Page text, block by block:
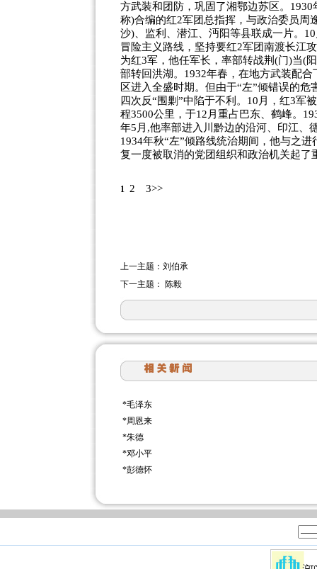
方武装和团防，巩固了湘鄂边苏区。
称)合编的红2军团总指挥，与政治委员周
沙)、监利、潜江、沔阳等县联成一片。
冒险主义路线，坚持要红2军团南渡长江
为红3军，他任军长，率部转战荆(门)当(
部转回洪湖。1932年春，在地方武装配
区进入全盛时期。但由于“左”倾错误的
四次反“围剿”中陷于不利。10月，红3军
程3500公里，于12月重占巴东、鹤峰。
年5月,他率部进入川黔边的沿河、印江、
1934年秋“左”倾路线统治期间，他与之
复一度被取消的党团组织和政治机关起了
1 2 3>>
上一主题： 刘伯承
下一主题： 陈毅
*毛泽东
*周恩来
*朱德
*邓小平
*彭德怀